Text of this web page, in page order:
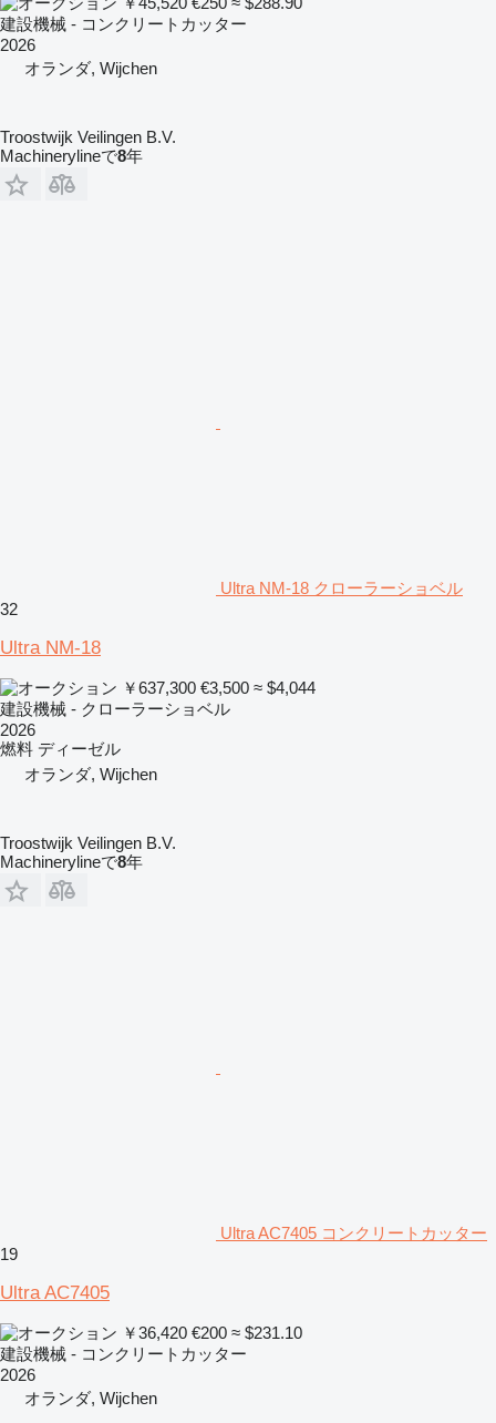
建設機械 - コンクリートカッター
2026
オランダ, Wijchen
Troostwijk Veilingen B.V.
Machinerylineで8年
Ultra NM-18 クローラーショベル
32
Ultra NM-18
￥637,300 €3,500 ≈ $4,044
建設機械 - クローラーショベル
2026
燃料 ディーゼル
オランダ, Wijchen
Troostwijk Veilingen B.V.
Machinerylineで8年
Ultra AC7405 コンクリートカッター
19
Ultra AC7405
￥36,420 €200 ≈ $231.10
建設機械 - コンクリートカッター
2026
オランダ, Wijchen